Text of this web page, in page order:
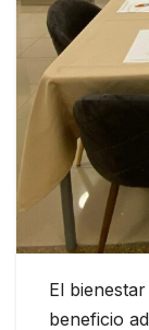
El
beneficio